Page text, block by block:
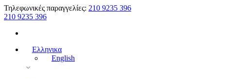
Τηλεφωνικές παραγγελίες: 210 9235 396
210 9235 396
Ελληνικα
English